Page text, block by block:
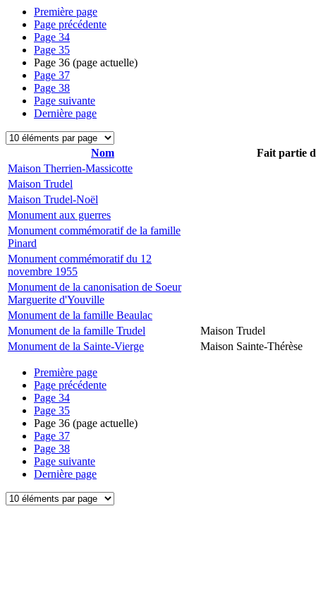
Première page
Page précédente
Page 34
Page 35
Page 36 (page actuelle)
Page 37
Page 38
Page suivante
Dernière page
Nom
Fait partie
Maison Therrien-Massicotte
Maison Trudel
Maison Trudel-Noël
Monument aux guerres
Monument commémoratif de la famille
Pinard
Monument commémoratif du 12
novembre 1955
Monument de la canonisation de Soeur
Marguerite d'Youville
Monument de la famille Beaulac
Monument de la famille Trudel
Maison Trudel
Monument de la Sainte-Vierge
Maison Sainte-Thérèse
Première page
Page précédente
Page 34
Page 35
Page 36 (page actuelle)
Page 37
Page 38
Page suivante
Dernière page